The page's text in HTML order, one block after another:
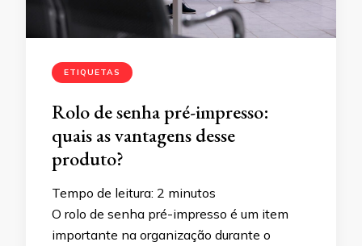
ETIQUETAS
Rolo de senha pré-impresso:
quais as vantagens desse
produto?
Tempo de leitura: 2 minutos
O rolo de senha pré-impresso é um item
importante na organização durante o